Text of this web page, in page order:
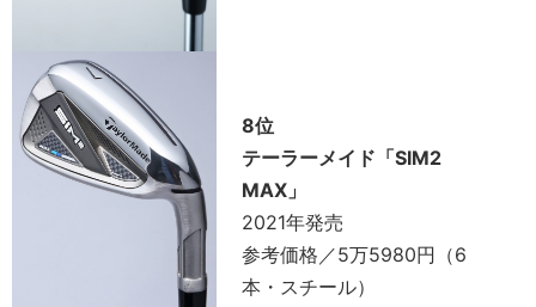
8位
テーラーメイド「SIM2
MAX」
2021年発売
参考価格／5万5980円（6
本・スチール）